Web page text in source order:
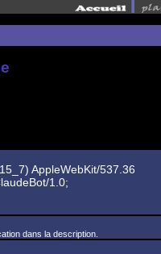
AppleWebKit/537.36
1.0;
dans la description.